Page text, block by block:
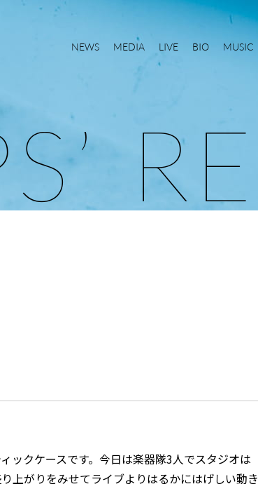
NEWS MEDIA LIVE BIO MUSIC
S’ R E
ックケースです。今日は楽器隊3人でスタジオは
上がりをみせてライブよりはるかにはげしい動き